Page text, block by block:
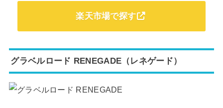
楽天市場で探す
グラベルロード RENEGADE（レネゲード）